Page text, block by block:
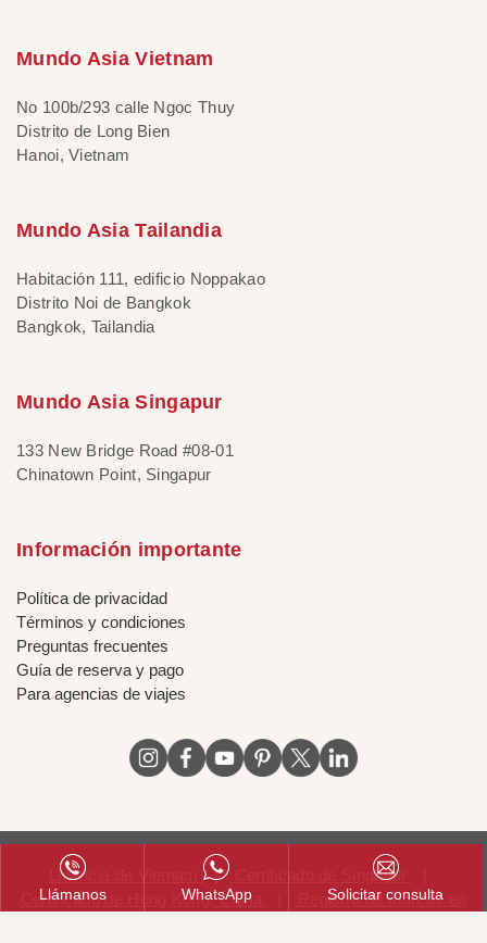
Mundo Asia Vietnam
No 100b/293 calle Ngoc Thuy
Distrito de Long Bien
Hanoi, Vietnam
Mundo Asia Tailandia
Habitación 111, edificio Noppakao
Distrito Noi de Bangkok
Bangkok, Tailandia
Mundo Asia Singapur
133 New Bridge Road #08-01
Chinatown Point, Singapur
Información importante
Política de privacidad
Términos y condiciones
Preguntas frecuentes
Guía de reserva y pago
Para agencias de viajes
Licencia de Vietnam | Certificado de Singapur
Certificado de Hong Kong, China
Registro de marcas en
Llámanos WhatsApp Solicitar consulta